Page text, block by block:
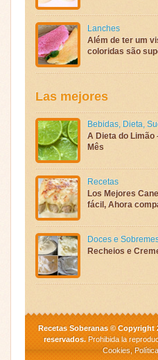
Lanches
Além de ter um
coloridas são
Las mejores
Bebidas, Dieta,
A Dieta do Limão
Mês
Recetas
Los Mejores
fácil, Ahora
Doces e
Recheios e
Recetas Soberanas © Copyright
reservados. Prohibida la
Cookies,